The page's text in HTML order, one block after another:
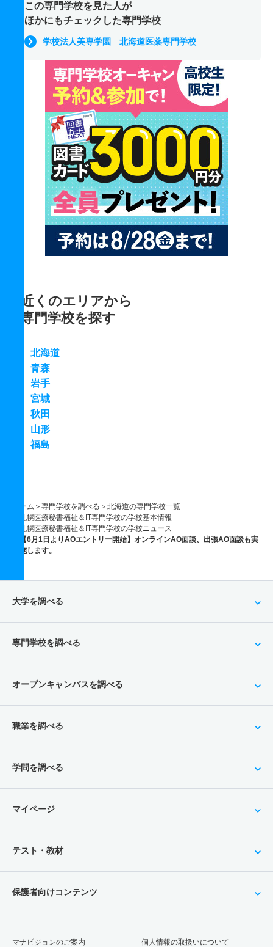
この専門学校を見た人が
ほかにもチェックした専門学校
学校法人美専学園 北海道医薬専門学校
近くのエリアから
専門学校を探す
北海道
青森
岩手
宮城
秋田
山形
福島
ホーム 専門学校を調べる
北海道の専門学校一覧
札幌医療秘書福祉＆IT専門学校の学校基本情報
札幌医療秘書福祉＆IT専門学校の学校ニュース
【6月1日よりAOエントリー開始】オンラインAO面談、出張AO面談も実
施します。
大学を調べる
専門学校を調べる
オープンキャンパスを調べる
職業を調べる
学問を調べる
マイページ
テスト・教材
保護者向けコンテンツ
マナビジョンのご案内 個人情報の取扱いについて